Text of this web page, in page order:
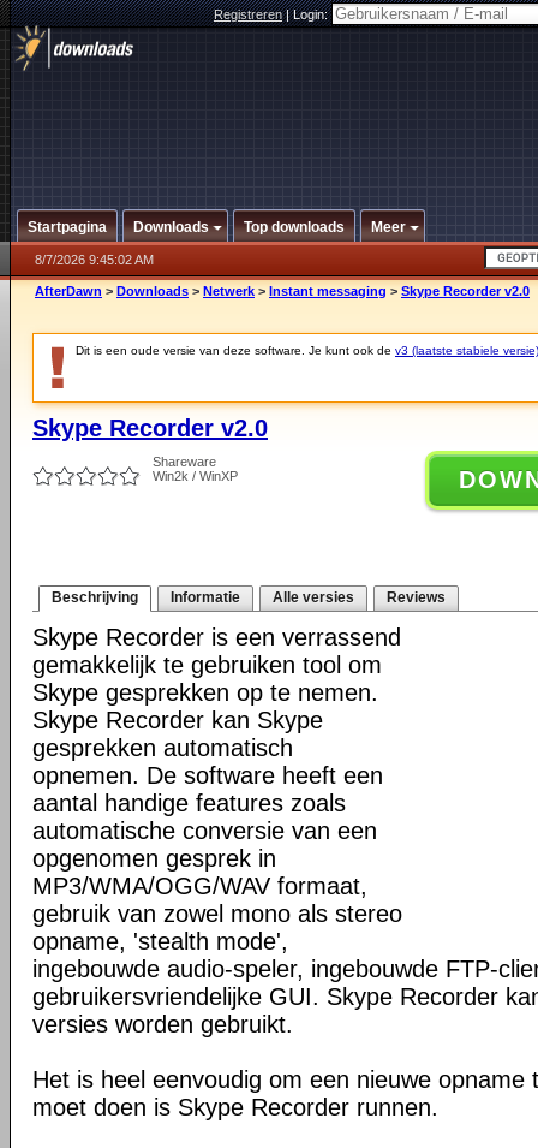
Registreren|Login:
Startpagina Downloads Top downloads Meer
8/7/2026 9:45:02 AM
AfterDawn > Downloads > Netwerk > Instant messaging > Skype Recorder v2.0
Dit is een oude versie van deze software. Je kunt ook de v3 (laatste stabiele versie)
Skype Recorder v2.0
Shareware
Win2k / WinXP
Beschrijving Informatie Alle versies Reviews
Skype Recorder is een verrassend
gemakkelijk te gebruiken tool om
Skype gesprekken op te nemen.
Skype Recorder kan Skype
gesprekken automatisch
opnemen. De software heeft een
aantal handige features zoals
automatische conversie van een
opgenomen gesprek in
MP3/WMA/OGG/WAV formaat,
gebruik van zowel mono als stereo
opname, 'stealth mode',
ingebouwde audio-speler, ingebouwde FTP-
gebruikersvriendelijke GUI. Skype Recorder
versies worden gebruikt.
Het is heel eenvoudig om een nieuwe opname
moet doen is Skype Recorder runnen.